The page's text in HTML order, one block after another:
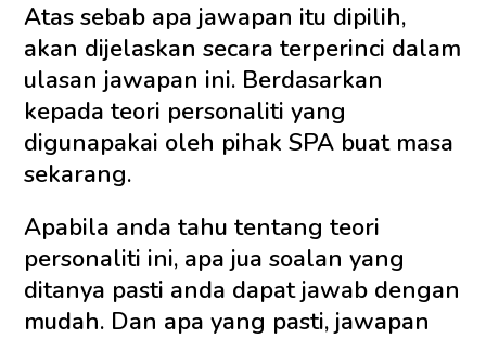
Atas sebab apa jawapan itu dipilih,
akan dijelaskan secara terperinci dalam
ulasan jawapan ini. Berdasarkan
kepada teori personaliti yang
digunapakai oleh pihak SPA buat masa
sekarang.
Apabila anda tahu tentang teori
personaliti ini, apa jua soalan yang
ditanya pasti anda dapat jawab dengan
mudah. Dan apa yang pasti, jawapan